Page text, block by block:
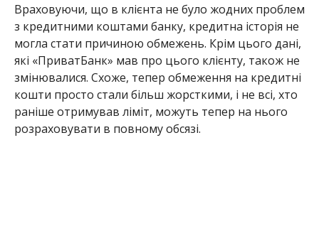
Враховуючи, що в клієнта не було жодних проблем
з кредитними коштами банку, кредитна історія не
могла стати причиною обмежень. Крім цього дані,
які «ПриватБанк» мав про цього клієнту, також не
змінювалися. Схоже, тепер обмеження на кредитні
кошти просто стали більш жорсткими, і не всі, хто
раніше отримував ліміт, можуть тепер на нього
розраховувати в повному обсязі.